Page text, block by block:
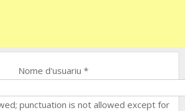
Nome d'usuariu *
punctuation is not allowed except for